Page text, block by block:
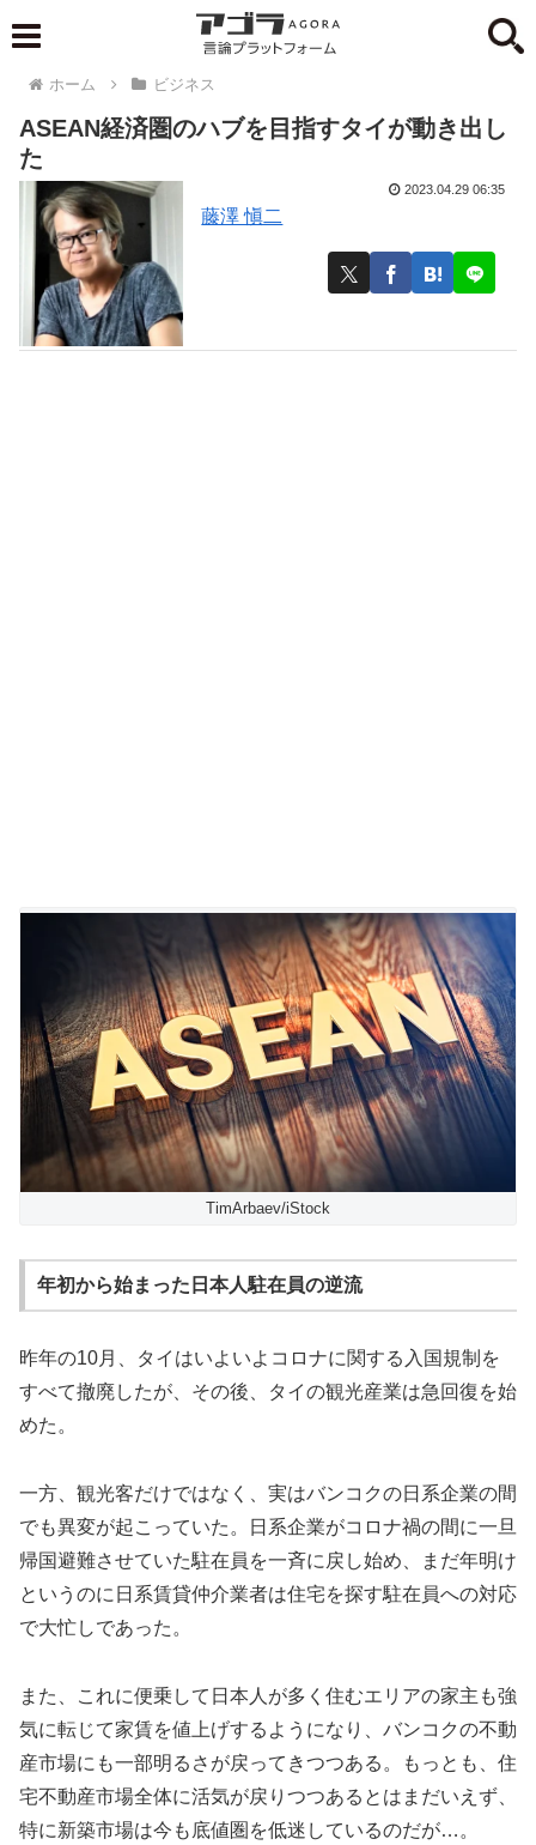
ホーム ビジネス
ASEAN経済圏のハブを目指すタイが動き出し
た
藤澤 愼二
2023.04.29 06:35
TimArbaev/iStock
年初から始まった日本人駐在員の逆流
昨年の10月、タイはいよいよコロナに関する入国規制を
すべて撤廃したが、その後、タイの観光産業は急回復を始
めた。
一方、観光客だけではなく、実はバンコクの日系企業の間
でも異変が起こっていた。日系企業がコロナ禍の間に一旦
帰国避難させていた駐在員を一斉に戻し始め、まだ年明け
というのに日系賃貸仲介業者は住宅を探す駐在員への対応
で大忙しであった。
また、これに便乗して日本人が多く住むエリアの家主も強
気に転じて家賃を値上げするようになり、バンコクの不動
産市場にも一部明るさが戻ってきつつある。もっとも、住
宅不動産市場全体に活気が戻りつつあるとはまだいえず、
特に新築市場は今も底値圏を低迷しているのだが…。